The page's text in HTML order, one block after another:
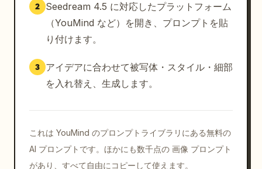
2
Seedream 4.5 に対応したプラットフォーム
（YouMind など）を開き、プロンプトを貼
り付けます。
3
アイデアに合わせて被写体・スタイル・細部
を入れ替え、生成します。
これは YouMind のプロンプトライブラリにある無料の
AI プロンプトです。ほかにも数千点の 画像 プロンプト
があり、すべて自由にコピーして使えます。